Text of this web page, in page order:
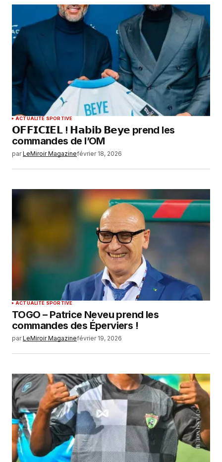
ACTUALITÉ SPORTIVE
𝗢𝗙𝗙𝗜𝗖𝗜𝗘𝗟 ! 𝗛𝗮𝗯𝗶𝗯 𝗕𝗲𝘆𝗲 prend les
commandes de l’OM
par LeMiroir Magazinefévrier 18, 2026
ACTUALITÉ SPORTIVE
TOGO – Patrice Neveu prend les
commandes des Éperviers !
par LeMiroir Magazinefévrier 19, 2026